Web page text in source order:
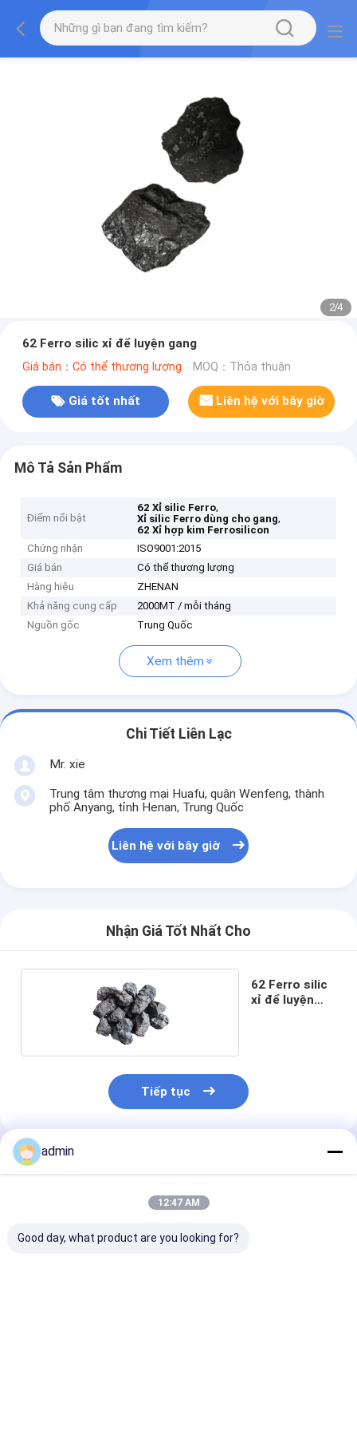
2/4
62 Ferro silic xỉ để luyện gang
Giá bán：Có thể thương lượng MOQ：Thỏa thuận
Giá tốt nhất Liên hệ với bây giờ
Mô Tả Sản Phẩm
Điểm nổi bật
62 Xỉ silic Ferro,
Xỉ silic Ferro dùng cho gang,
62 Xỉ hợp kim Ferrosilicon
Chứng nhận
ISO9001:2015
Giá bán
Có thể thương lượng
Hàng hiệu
ZHENAN
Khả năng cung cấp
2000MT / mỗi tháng
Nguồn gốc
Trung Quốc
Xem thêm
Chi Tiết Liên Lạc
Mr. xie
Trung tâm thương mại Huafu, quận Wenfeng, thành
phố Anyang, tỉnh Henan, Trung Quốc
Liên hệ với bây giờ
Nhận Giá Tốt Nhất Cho
62 Ferro silic
xỉ để luyện
Tiếp tục
Sản Phẩm Khuyến Cáo
admin
12:47 AM
Good day, what product are you looking for?